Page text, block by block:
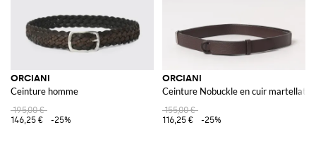
ORCIANI
Ceinture homme
195,00 €
146,25 €
-25%
ORCIANI
Ceinture Nobuckle en cuir martellato
155,00 €
116,25 €
-25%